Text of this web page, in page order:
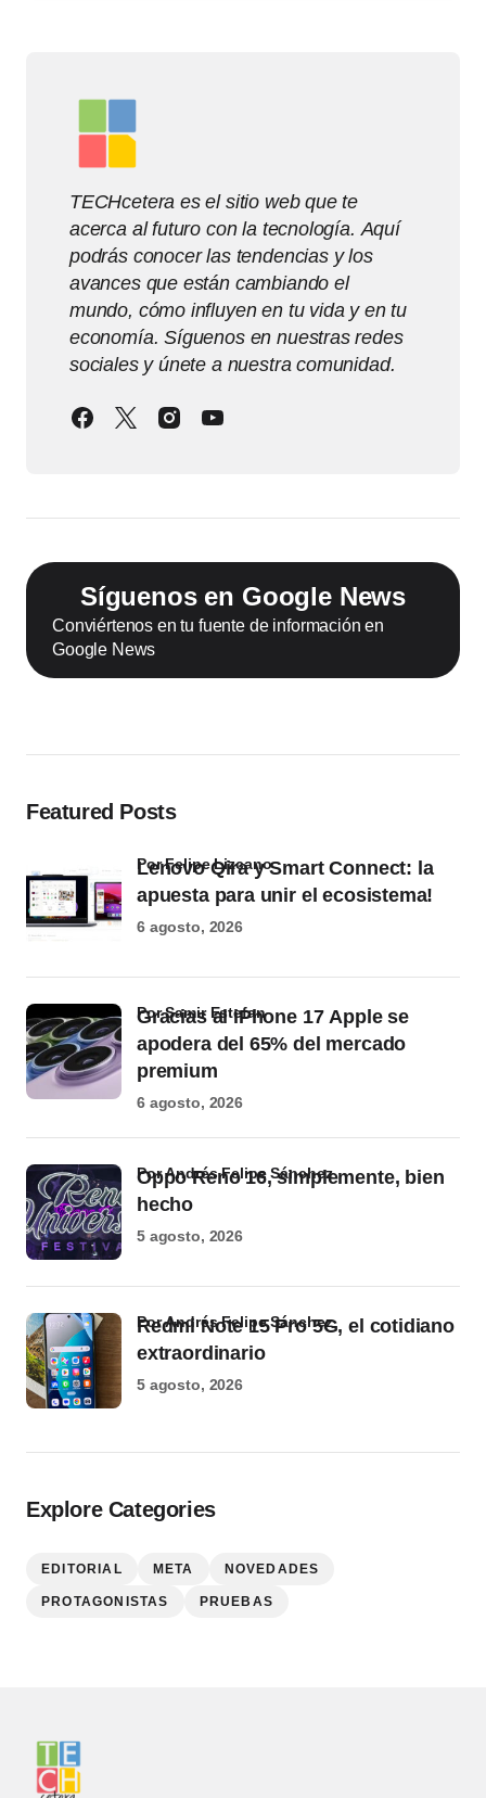
TECHcetera es el sitio web que te
acerca al futuro con la tecnología. Aquí
podrás conocer las tendencias y los
avances que están cambiando el
mundo, cómo influyen en tu vida y en tu
economía. Síguenos en nuestras redes
sociales y únete a nuestra comunidad.
Síguenos en Google News
Conviértenos en tu fuente de información en
Google News
Featured Posts
Lenovo Qira y Smart Connect: la
apuesta para unir el ecosistema!
por Felipe Lizcano
6 agosto, 2026
Gracias al iPhone 17 Apple se
apodera del 65% del mercado
premium
por Samir Estefan
6 agosto, 2026
Oppo Reno 16, simplemente, bien
hecho
por Andrés Felipe Sánchez
5 agosto, 2026
Redmi Note 15 Pro 5G, el cotidiano
extraordinario
por Andrés Felipe Sánchez
5 agosto, 2026
Explore Categories
EDITORIAL META NOVEDADES
PROTAGONISTAS PRUEBAS